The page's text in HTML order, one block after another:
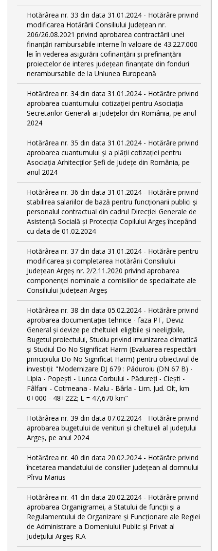
Hotărârea nr. 33 din data 31.01.2024 - Hotărâre privind
modificarea Hotărârii Consiliului Județean nr.
206/26.08.2021 privind aprobarea contractării unei
finanțări rambursabile interne în valoare de 43.227.000
lei în vederea asigurării cofinanțării și prefinanțării
proiectelor de interes județean finanțate din fonduri
nerambursabile de la Uniunea Europeană
Hotărârea nr. 34 din data 31.01.2024 - Hotărâre privind
aprobarea cuantumului cotizației pentru Asociația
Secretarilor Generali ai Județelor din România, pe anul
2024
Hotărârea nr. 35 din data 31.01.2024 - Hotărâre privind
aprobarea cuantumului și a plății cotizației pentru
Asociația Arhitecților Șefi de Județe din România, pe
anul 2024
Hotărârea nr. 36 din data 31.01.2024 - Hotărâre privind
stabilirea salariilor de bază pentru funcționarii publici și
personalul contractual din cadrul Direcției Generale de
Asistență Socială și Protecția Copilului Argeş începând
cu data de 01.02.2024
Hotărârea nr. 37 din data 31.01.2024 - Hotărâre pentru
modificarea și completarea Hotărârii Consiliului
Județean Argeș nr. 2/2.11.2020 privind aprobarea
componenței nominale a comisiilor de specialitate ale
Consiliului Județean Argeș
Hotărârea nr. 38 din data 05.02.2024 - Hotărâre privind
aprobarea documentației tehnice - faza PT, Deviz
General și devize pe cheltuieli eligibile și neeligibile,
Bugetul proiectului, Studiu privind imunizarea climatică
și Studiul Do No Significat Harm (Evaluarea respectării
principiului Do No Significat Harm) pentru obiectivul de
investiții: "Modernizare DJ 679 : Păduroiu (DN 67 B) -
Lipia - Popești - Lunca Corbului - Pădureţi - Ciești -
Fâlfani - Cotmeana - Malu - Bârla - Lim. Jud. Olt, km
0+000 - 48+222; L = 47,670 km"
Hotărârea nr. 39 din data 07.02.2024 - Hotărâre privind
aprobarea bugetului de venituri și cheltuieli al județului
Argeș, pe anul 2024
Hotărârea nr. 40 din data 20.02.2024 - Hotărâre privind
încetarea mandatului de consilier județean al domnului
Pîrvu Marius
Hotărârea nr. 41 din data 20.02.2024 - Hotărâre privind
aprobarea Organigramei, a Statului de funcţii și a
Regulamentului de Organizare și Funcționare ale Regiei
de Administrare a Domeniului Public și Privat al
Județului Argeș R.A